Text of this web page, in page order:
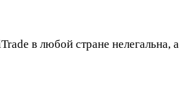
в любой стране